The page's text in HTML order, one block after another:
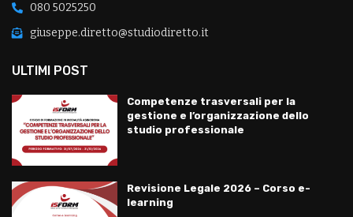
080 5025250
giuseppe.diretto@studiodiretto.it
ULTIMI POST
Competenze trasversali per la
gestione e l’organizzazione dello
studio professionale
Revisione Legale 2026 – Corso e-
learning